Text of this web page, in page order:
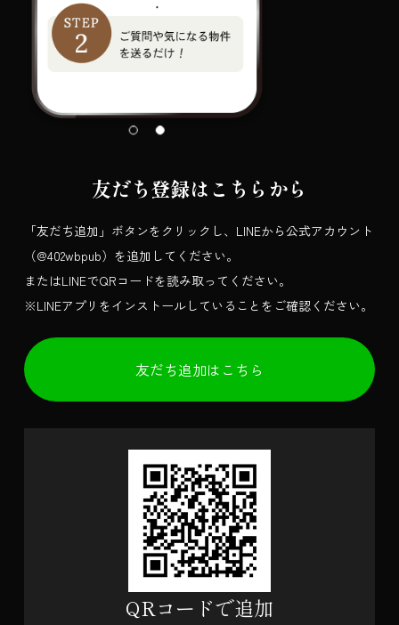
友だち登録はこちらから
「友だち追加」ボタンをクリックし、 LINEから公式アカウント
（@402wbpub）を追加してください。
またはLINEでQRコードを読み取ってください。
※LINEアプリをインストールしていることをご確認ください。
友だち追加はこちら
QRコードで追加